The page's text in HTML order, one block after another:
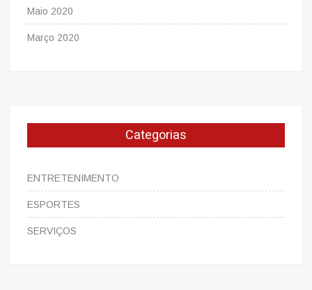
Maio 2020
Março 2020
Categorias
ENTRETENIMENTO
ESPORTES
SERVIÇOS